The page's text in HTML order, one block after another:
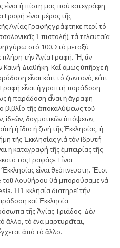
ἡ πίστη μας πού κατεγράφη
εἶναι μέρος τῆς
Ἁγίας Γραφῆς γράφτηκε περί τό
Ἐπιστολή), τά τελευταῖα
γύρω στό 100. Στό μεταξύ
πλήρη τήν Ἁγία Γραφή. Ἤ, ἄν
Καινή Διαθήκη. Καί ὅμως ὑπῆρχε ἡ
εἶναι κάτι τό ζωντανό, κάτι
εἶναι ἡ γραπτή παράδοση
ἡ παράδοση εἶναι ἡ ἄγραφη
τῆς ἀποκαλύψεως τοῦ
ἰδεῶν, δογματικῶν ἀπόψεων,
ἡ ἴδια ἡ ζωή τῆς Ἐκκλησίας, ἡ
τῆς Ἐκκλησίας γιά τόν ἱδρυτή
ἡ καταγραφή τῆς ἐμπειρίας τῆς
τάς Γραφάς». Εἶναι
εἶναι θεόπνευστη. Ἔτσι
τοῦ Λουθήρου θά μπορούσαμε νά
Ἡ Ἐκκλησία διατηρεῖ τήν
καί Ἐκκλησία
τῆς Ἁγίας Τριάδος. Δέν
ἄλλο, τό ἕνα μαρτυρεῖται,
ἀπό τό ἄλλο.